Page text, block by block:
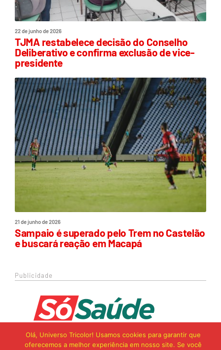
22 de junho de 2026
TJMA restabelece decisão do Conselho
Deliberativo e confirma exclusão de vice-
presidente
21 de junho de 2026
Sampaio é superado pelo Trem no Castelão
e buscará reação em Macapá
Publicidade
Olá, Universo Tricolor! Usamos cookies para garantir que
oferecemos a melhor experiência em nosso site. Se você